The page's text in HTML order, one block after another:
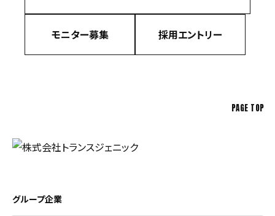
モニター募集 採用エントリー
PAGE TOP
グループ企業